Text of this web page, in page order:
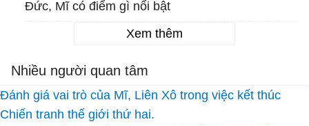
Đức, Mĩ có điểm gì nổi bật
Xem thêm
Nhiều người quan tâm
Đánh giá vai trò của Mĩ, Liên Xô trong việc kết thúc
Chiến tranh thế giới thứ hai.